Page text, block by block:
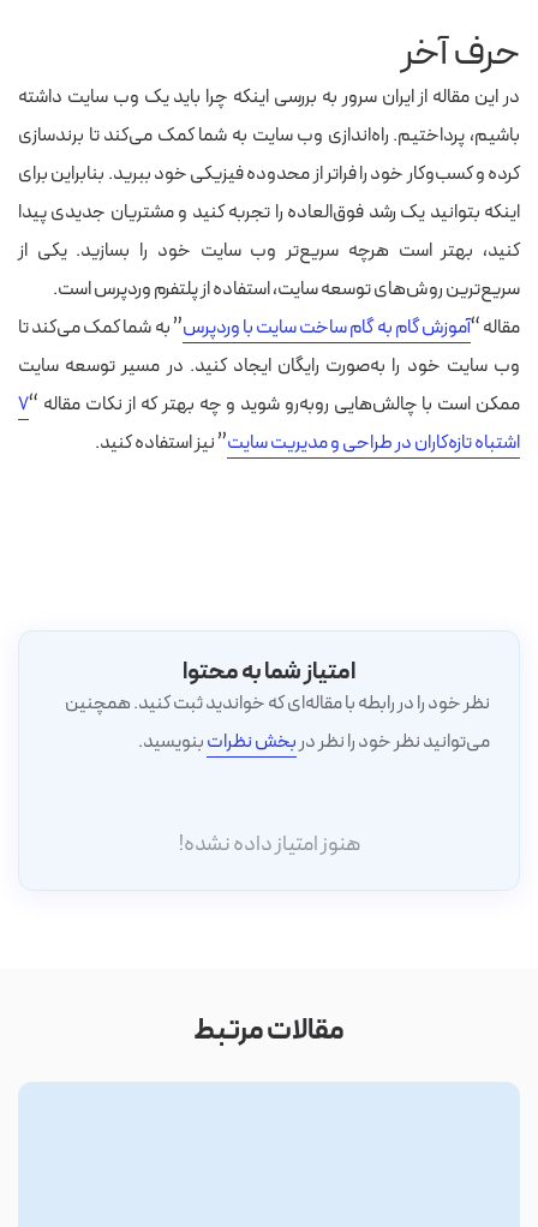
حرف آخر
در این مقاله از ایران سرور به بررسی اینکه چرا باید یک وب سایت داشته
باشیم، پرداختیم. راه‌اندازی وب سایت به شما کمک می‌کند تا برندسازی
کرده و کسب‌وکار خود را فراتر از محدوده فیزیکی خود ببرید. بنابراین برای
اینکه بتوانید یک رشد فوق‌العاده را تجربه کنید و مشتریان جدیدی پیدا
کنید، بهتر است هرچه سریع‌تر وب سایت خود را بسازید. یکی از
سریع‌ترین روش‌های توسعه سایت، استفاده از پلتفرم وردپرس است.
مقاله “آموزش گام به گام ساخت سایت با وردپرس” به شما کمک می‌کند تا
وب سایت خود را به‌صورت رایگان ایجاد کنید. در مسیر توسعه سایت
ممکن است با چالش‌هایی روبه‌رو شوید و چه بهتر که از نکات مقاله “۷
اشتباه تازه‌کاران در طراحی و مدیریت سایت” نیز استفاده کنید.
امتیاز شما به محتوا
نظر خود را در رابطه با مقاله‌ای که خواندید ثبت کنید. همچنین
می‌توانید نظر خود را نظر در بخش نظراتبنویسید.
هنوز امتیاز داده نشده!
مقالات مرتبط